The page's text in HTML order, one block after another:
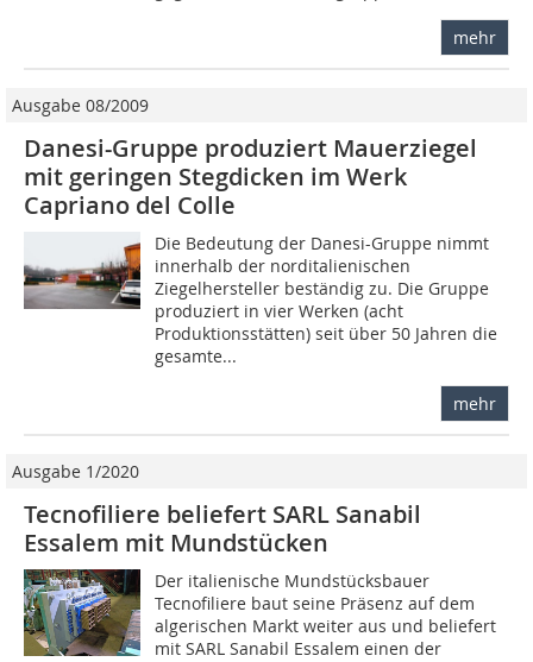
mehr
Ausgabe 08/2009
Danesi-Gruppe produziert Mauerziegel
mit geringen Stegdicken im Werk
Capriano del Colle
Die Bedeutung der Danesi-Gruppe nimmt
innerhalb der norditalienischen
Ziegelhersteller beständig zu. Die Gruppe
produziert in vier Werken (acht
Produktionsstätten) seit über 50 Jahren die
gesamte...
mehr
Ausgabe 1/2020
Tecnofiliere beliefert SARL Sanabil
Essalem mit Mundstücken
Der italienische Mundstücksbauer
Tecnofiliere baut seine Präsenz auf dem
algerischen Markt weiter aus und beliefert
mit SARL Sanabil Essalem einen der